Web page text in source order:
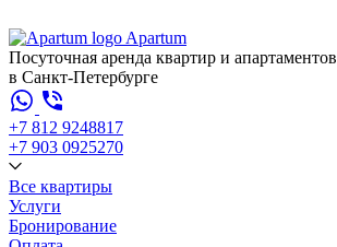
Apartum
Посуточная аренда квартир и апартаментов
в Санкт-Петербурге
+7 812 9248817
+7 903 0925270
Все квартиры
Услуги
Бронирование